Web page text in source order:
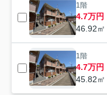
1階
4.7万円
46.92㎡
1階
4.7万円
45.82㎡